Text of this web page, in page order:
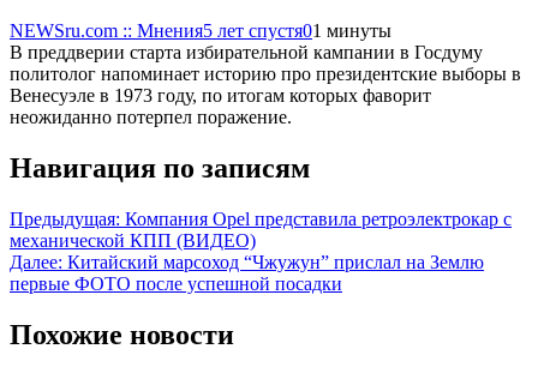
NEWSru.com :: Мнения5 лет спустя01 минуты
В преддверии старта избирательной кампании в Госдуму
политолог напоминает историю про президентские выборы в
Венесуэле в 1973 году, по итогам которых фаворит
неожиданно потерпел поражение.
Навигация по записям
Предыдущая: Компания Opel представила ретроэлектрокар с
механической КПП (ВИДЕО)
Далее: Китайский марсоход “Чжужун” прислал на Землю
первые ФОТО после успешной посадки
Похожие новости